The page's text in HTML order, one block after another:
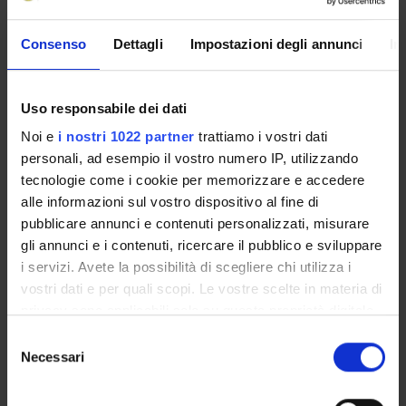
Consenso Dettagli Impostazioni degli annunci
Uso responsabile dei dati
Noi e i nostri 1022 partner trattiamo i vostri dati
personali, ad esempio il vostro numero IP, utilizzando
tecnologie come i cookie per memorizzare e accedere
alle informazioni sul vostro dispositivo al fine di
pubblicare annunci e contenuti personalizzati, misurare
gli annunci e i contenuti, ricercare il pubblico e sviluppare
i servizi. Avete la possibilità di scegliere chi utilizza i
vostri dati e per quali scopi. Le vostre scelte in materia di
modificare o revocare il proprio consenso in qualsiasi
momento dalla Dichiarazione sui cookie o facendo clic
delNecessari
Presentazione
Come iscriversi e Requisiti di ammissione
Piani didattici
Organi collegiali e di governo
Rete formativa
Servizio Studenti Internazionali
OFFERTA FORMATIVA